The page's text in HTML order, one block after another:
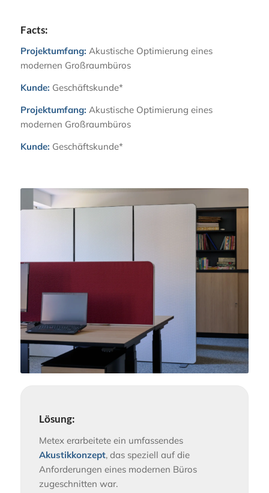
Facts:
Projektumfang: Akustische Optimierung eines
modernen Großraumbüros
Kunde: Geschäftskunde*
Projektumfang: Akustische Optimierung eines
modernen Großraumbüros
Kunde: Geschäftskunde*
Lösung:
Metex erarbeitete ein umfassendes
Akustikkonzept, das speziell auf die
Anforderungen eines modernen Büros
zugeschnitten war.